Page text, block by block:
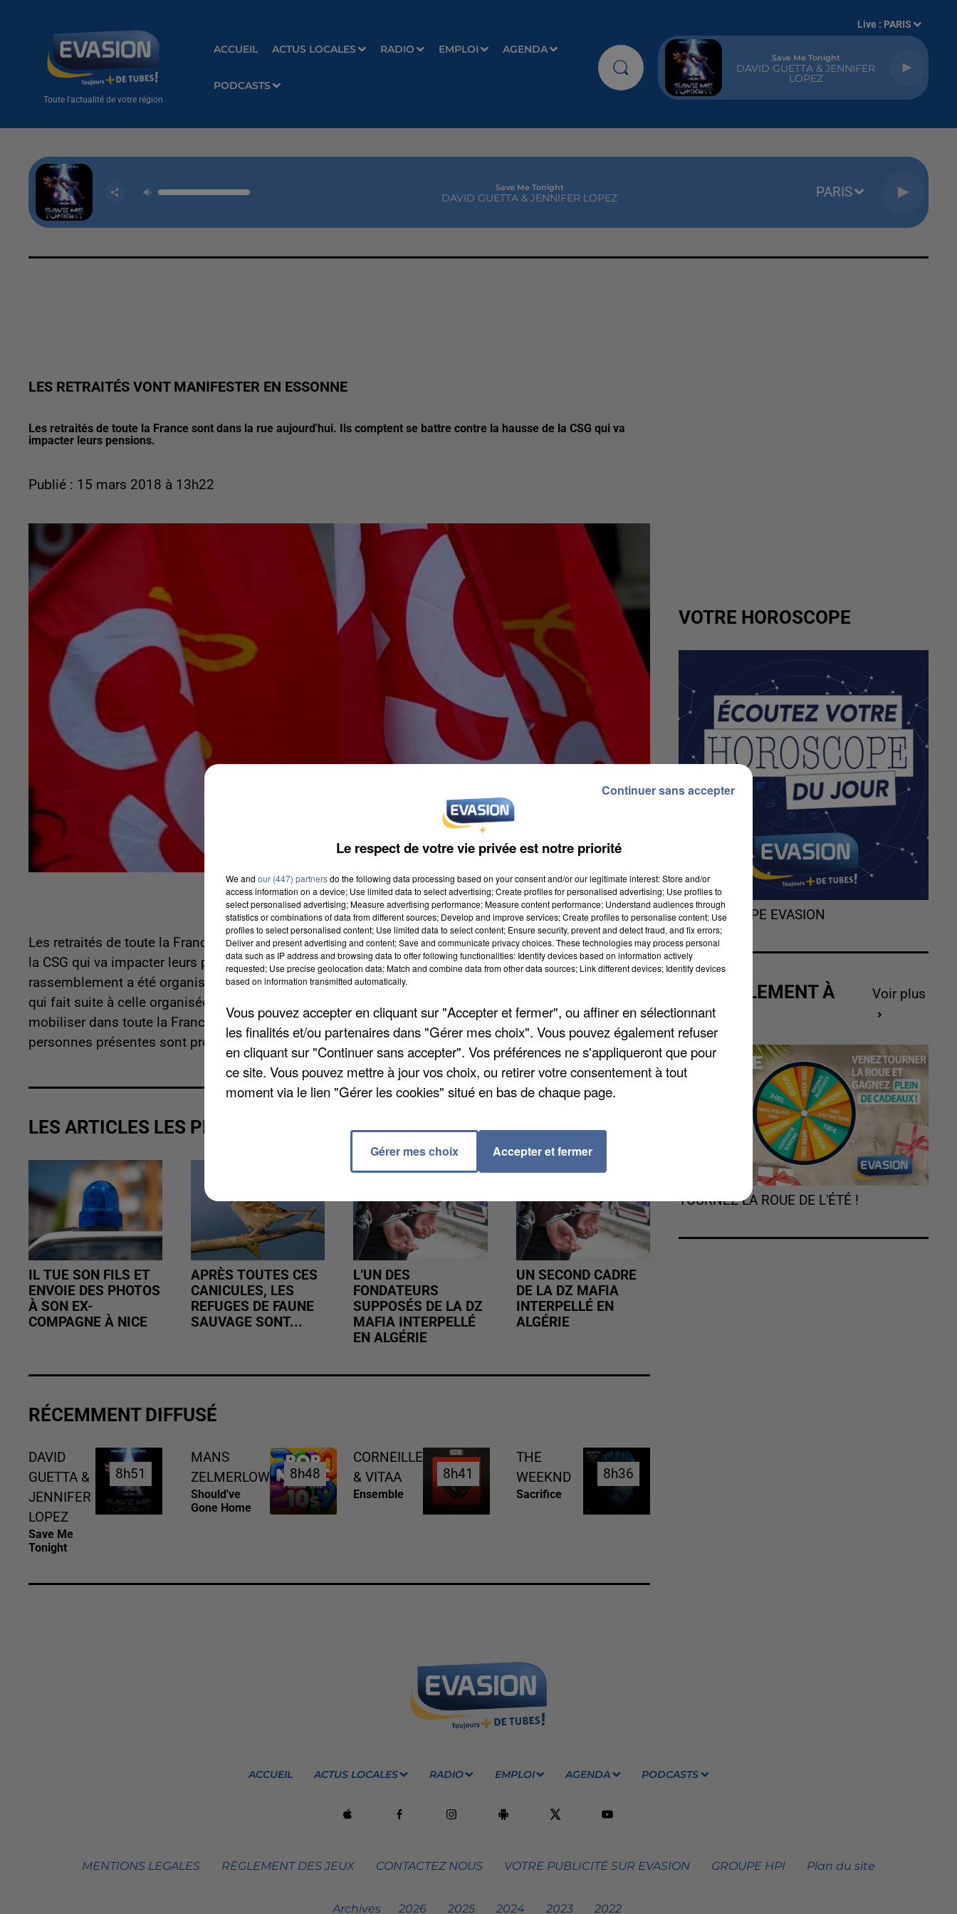
Toute l'actualité de votre région
ACCUEIL ACTUS LOCALES RADIO EMPLOI AGENDA
PODCASTS
Live : PARIS
Save Me Tonight
DAVID GUETTA & JENNIFER
LOPEZ
Save Me Tonight
DAVID GUETTA & JENNIFER LOPEZ PARIS
LES RETRAITÉS VONT MANIFESTER EN ESSONNE
Les retraités de toute la France sont dans la rue aujourd'hui. Ils comptent se battre contre la hausse de la CSG qui va
impacter leurs pensions.
Publié : 15 mars 2018 à 13h22
Les retraités de toute la France sont dans la rue aujourd'hui. Ils comptent se battre contre la hausse de
la CSG qui va impacter leurs pensions. En Essonne, à l'appel de neuf organisations syndicales, un
rassemblement a été organisé à partir de 10h30 sur la place de l'hôtel de ville d'Etampes. Une action
qui fait suite à celle organisée le 28 septembre dernier qui avait vu plus de 80.000 personnes se
mobiliser dans toute la France. A cette occasion, une prise de parole et des échanges avec les
personnes présentes sont prévues.
LES ARTICLES LES PLUS VUS
IL TUE SON FILS ET
ENVOIE DES PHOTOS
À SON EX-
COMPAGNE À NICE
APRÈS TOUTES CES
CANICULES, LES
REFUGES DE FAUNE
SAUVAGE SONT...
L’UN DES
FONDATEURS
SUPPOSÉS DE LA DZ
MAFIA INTERPELLÉ
EN ALGÉRIE
UN SECOND CADRE
DE LA DZ MAFIA
INTERPELLÉ EN
ALGÉRIE
RÉCEMMENT DIFFUSÉ
DAVID
GUETTA &
JENNIFER
LOPEZ
Save Me
Tonight
8h51
8h51
MANS
ZELMERLOW
Should've
Gone Home
8h48
8h48
CORNEILLE
& VITAA
Ensemble
8h41
8h41
THE
WEEKND
Sacrifice
8h36
8h36
VOTRE HOROSCOPE
L'HOROSCOPE EVASION
ACTUELLEMENT À
GAGNER
Voir plus
TOURNEZ LA ROUE DE L'ÉTÉ !
ACCUEIL ACTUS LOCALES RADIO EMPLOI AGENDA PODCASTS
MENTIONS LEGALES RÈGLEMENT DES JEUX CONTACTEZ NOUS VOTRE PUBLICITÉ SUR EVASION GROUPE HPI Plan du site
Archives 2026 2025 2024 2023 2022
Le respect de votre vie privée est notre priorité
We and our (447) partnersdo the following data processing based on your consent and/or our legitimate interest: Store and/or
access information on a device; Use limited data to select advertising; Create profiles for personalised advertising; Use profiles to
select personalised advertising; Measure advertising performance; Measure content performance; Understand audiences through
statistics or combinations of data from different sources; Develop and improve services; Create profiles to personalise content; Use
profiles to select personalised content; Use limited data to select content; Ensure security, prevent and detect fraud, and fix errors;
Deliver and present advertising and content; Save and communicate privacy choices. These technologies may process personal
data such as IP address and browsing data to offer following functionalities: Identify devices based on information actively
requested; Use precise geolocation data; Match and combine data from other data sources; Link different devices; Identify devices
based on information transmitted automatically.
Vous pouvez accepter en cliquant sur "Accepter et fermer", ou affiner en sélectionnant
les finalités et/ou partenaires dans "Gérer mes choix". Vous pouvez également refuser
en cliquant sur "Continuer sans accepter". Vos préférences ne s'appliqueront que pour
ce site. Vous pouvez mettre à jour vos choix, ou retirer votre consentement à tout
moment via le lien "Gérer les cookies" situé en bas de chaque page.
Gérer mes choix Accepter et fermer
Continuer sans accepter